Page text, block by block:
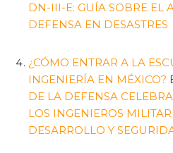
DN-III-E: GUÍA SOBRE EL
DEFENSA EN DESASTRES
¿CÓMO ENTRAR A LA
INGENIERÍA EN MÉXICO?
DE LA DEFENSA
LOS INGENIEROS
DESARROLLO Y